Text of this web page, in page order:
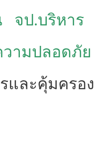
จป.บริหาร
ามปลอดภัย
และคุ้มครอ